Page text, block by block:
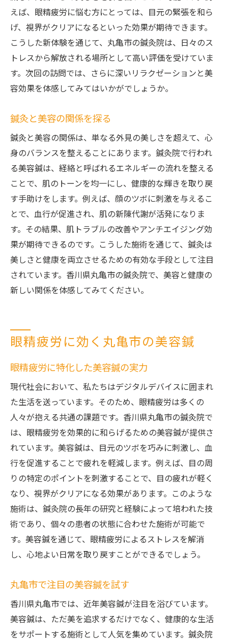
えば、眼精疲労に悩む方にとっては、目元の緊張を和ら
げ、視界がクリアになるといった効果が期待できます。
こうした新体験を通じて、丸亀市の鍼灸院は、日々のス
トレスから解放される場所として高い評価を受けていま
す。次回の訪問では、さらに深いリラクゼーションと美
容効果を体感してみてはいかがでしょうか。
鍼灸と美容の関係を探る
鍼灸と美容の関係は、単なる外見の美しさを超えて、心
身のバランスを整えることにあります。鍼灸院で行われ
る美容鍼は、経絡と呼ばれるエネルギーの流れを整える
ことで、肌のトーンを均一にし、健康的な輝きを取り戻
す手助けをします。例えば、顔のツボに刺激を与えるこ
とで、血行が促進され、肌の新陳代謝が活発になりま
す。その結果、肌トラブルの改善やアンチエイジング効
果が期待できるのです。こうした施術を通じて、鍼灸は
美しさと健康を両立させるための有効な手段として注目
されています。香川県丸亀市の鍼灸院で、美容と健康の
新しい関係を体感してみてください。
眼精疲労に効く丸亀市の美容鍼
眼精疲労に特化した美容鍼の実力
現代社会において、私たちはデジタルデバイスに囲まれ
た生活を送っています。そのため、眼精疲労は多くの
人々が抱える共通の課題です。香川県丸亀市の鍼灸院で
は、眼精疲労を効果的に和らげるための美容鍼が提供さ
れています。美容鍼は、目元のツボを巧みに刺激し、血
行を促進することで疲れを軽減します。例えば、目の周
りの特定のポイントを刺激することで、目の疲れが軽く
なり、視界がクリアになる効果があります。このような
施術は、鍼灸院の長年の研究と経験によって培われた技
術であり、個々の患者の状態に合わせた施術が可能で
す。美容鍼を通じて、眼精疲労によるストレスを解消
し、心地よい日常を取り戻すことができるでしょう。
丸亀市で注目の美容鍼を試す
香川県丸亀市では、近年美容鍼が注目を浴びています。
美容鍼は、ただ美を追求するだけでなく、健康的な生活
をサポートする施術として人気を集めています。鍼灸院